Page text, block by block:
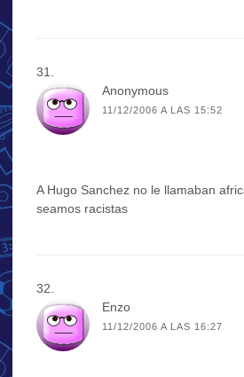
Anonymous
11/12/2006 A LAS 15:52
A Hugo Sanchez no le llamaban
seamos racistas
Enzo
11/12/2006 A LAS 16:27